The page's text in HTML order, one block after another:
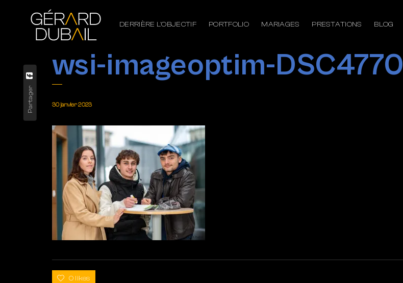
DERRIÈRE L’OBJECTIF PORTFOLIO MARIAGES PRESTATIONS BLOG
wsi-imageoptim-DSC4770
Partager 30 janvier 2023
0 likes